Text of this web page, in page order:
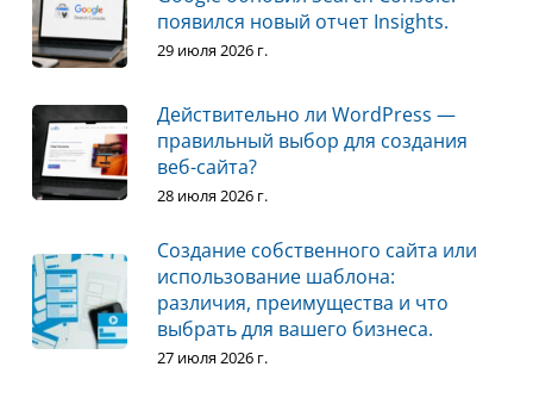
появился новый отчет Insights.
29 июля 2026 г.
Действительно ли WordPress —
правильный выбор для создания
веб-сайта?
28 июля 2026 г.
Создание собственного сайта или
использование шаблона:
различия, преимущества и что
выбрать для вашего бизнеса.
27 июля 2026 г.